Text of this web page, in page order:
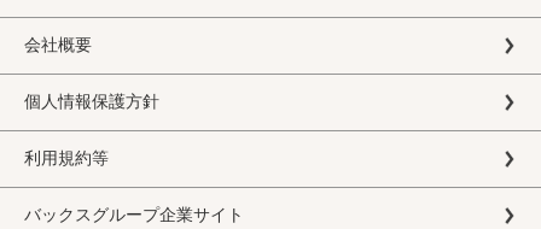
会社概要
個人情報保護方針
利用規約等
バックスグループ企業サイト